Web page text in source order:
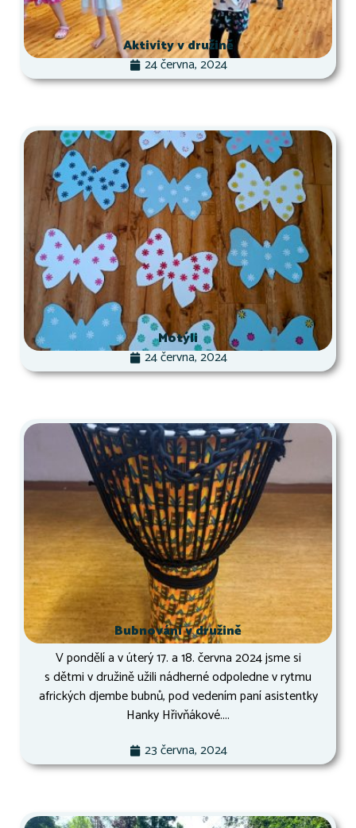
Aktivity v družině
24 června, 2024
Motýli
24 června, 2024
Bubnování v družině
V pondělí a v úterý 17. a 18. června 2024 jsme si
s dětmi v družině užili nádherné odpoledne v rytmu
afrických djembe bubnů, pod vedením paní asistentky
Hanky Hřivňákové....
23 června, 2024